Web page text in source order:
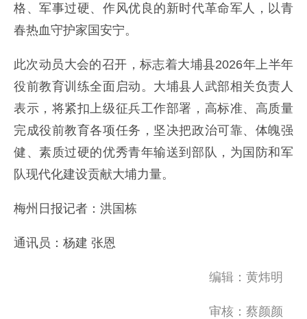
格、军事过硬、作风优良的新时代革命军人，以青
春热血守护家国安宁。
此次动员大会的召开，标志着大埔县2026年上半年
役前教育训练全面启动。大埔县人武部相关负责人
表示，将紧扣上级征兵工作部署，高标准、高质量
完成役前教育各项任务，坚决把政治可靠、体魄强
健、素质过硬的优秀青年输送到部队，为国防和军
队现代化建设贡献大埔力量。
梅州日报记者：洪国栋
通讯员：杨建 张恩
编辑：黄炜明
审核：蔡颜颜